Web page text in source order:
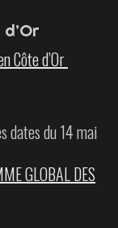
Côte d’Or
dates du 14 mai
GLOBAL DES